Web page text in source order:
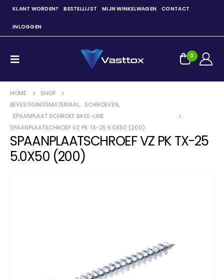
KLANT WORDEN? BESTELLIJST MIJN WINKELWAGEN CONTACT
INLOGGEN
0
HOME
SHOP
BEVESTIGINGSMATERIAAL, SCHROEVEN,
SPAANPLAAT SCHROEF BASE-LINE
SPAANPLAATSCHROEF VZ PK TX-25 5.0X50 (200)
SPAANPLAATSCHROEF VZ PK TX-25
5.0X50 (200)